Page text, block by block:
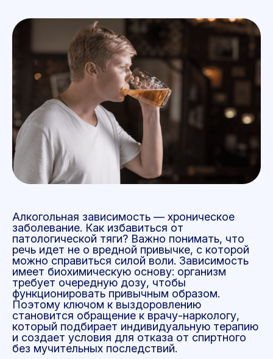
Алкогольная зависимость — хроническое
заболевание. Как избавиться от
патологической тяги? Важно понимать, что
речь идет не о вредной привычке, с которой
можно справиться силой воли. Зависимость
имеет биохимическую основу: организм
требует очередную дозу, чтобы
функционировать привычным образом.
Поэтому ключом к выздоровлению
становится обращение к врачу-наркологу,
который подбирает индивидуальную терапию
и создает условия для отказа от спиртного
без мучительных последствий.